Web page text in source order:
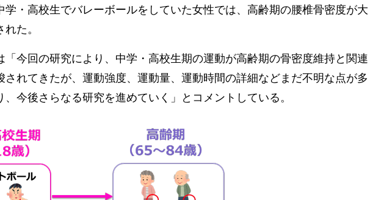
学・高校生でバレーボールをしていた女性では、高齢期の腰椎骨密度が大
た。
「今回の研究により、中学・高校生期の運動が高齢期の骨密度維持と関連
されてきたが、運動強度、運動量、運動時間の詳細などまだ不明な点が多
、今後さらなる研究を進めていく」とコメントしている。